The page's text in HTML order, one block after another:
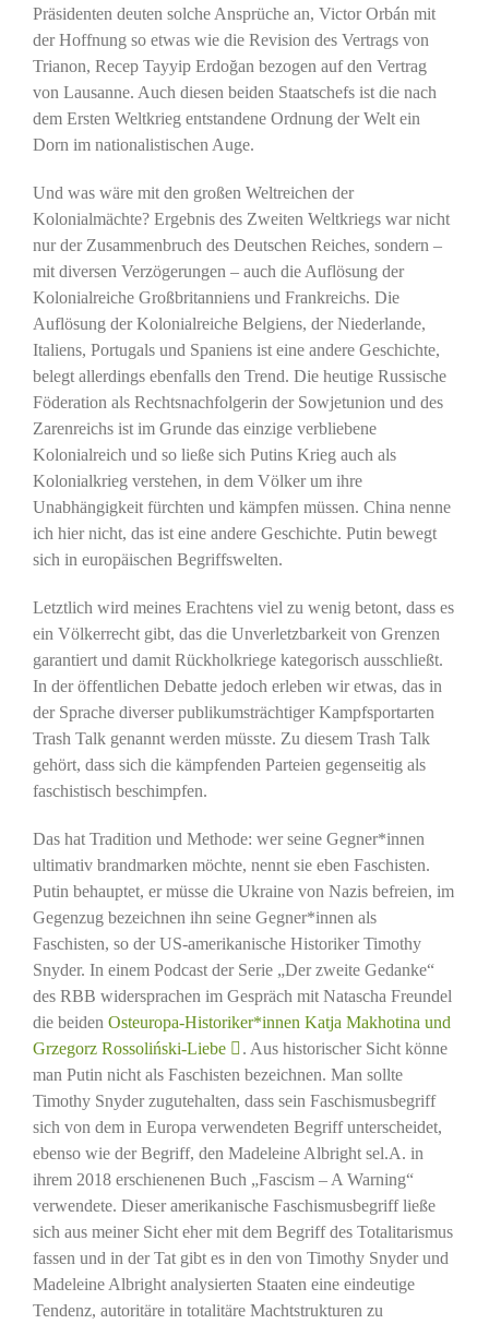
Präsidenten deuten solche Ansprüche an, Victor Orbán mit
der Hoffnung so etwas wie die Revision des Vertrags von
Trianon, Recep Tayyip Erdoğan bezogen auf den Vertrag
von Lausanne. Auch diesen beiden Staatschefs ist die nach
dem Ersten Weltkrieg entstandene Ordnung der Welt ein
Dorn im nationalistischen Auge.
Und was wäre mit den großen Weltreichen der
Kolonialmächte? Ergebnis des Zweiten Weltkriegs war nicht
nur der Zusammenbruch des Deutschen Reiches, sondern –
mit diversen Verzögerungen – auch die Auflösung der
Kolonialreiche Großbritanniens und Frankreichs. Die
Auflösung der Kolonialreiche Belgiens, der Niederlande,
Italiens, Portugals und Spaniens ist eine andere Geschichte,
belegt allerdings ebenfalls den Trend. Die heutige Russische
Föderation als Rechtsnachfolgerin der Sowjetunion und des
Zarenreichs ist im Grunde das einzige verbliebene
Kolonialreich und so ließe sich Putins Krieg auch als
Kolonialkrieg verstehen, in dem Völker um ihre
Unabhängigkeit fürchten und kämpfen müssen. China nenne
ich hier nicht, das ist eine andere Geschichte. Putin bewegt
sich in europäischen Begriffswelten.
Letztlich wird meines Erachtens viel zu wenig betont, dass es
ein Völkerrecht gibt, das die Unverletzbarkeit von Grenzen
garantiert und damit Rückholkriege kategorisch ausschließt.
In der öffentlichen Debatte jedoch erleben wir etwas, das in
der Sprache diverser publikumsträchtiger Kampfsportarten
Trash Talk genannt werden müsste. Zu diesem Trash Talk
gehört, dass sich die kämpfenden Parteien gegenseitig als
faschistisch beschimpfen.
Das hat Tradition und Methode: wer seine Gegner*innen
ultimativ brandmarken möchte, nennt sie eben Faschisten.
Putin behauptet, er müsse die Ukraine von Nazis befreien, im
Gegenzug bezeichnen ihn seine Gegner*innen als
Faschisten, so der US-amerikanische Historiker Timothy
Snyder. In einem Podcast der Serie „Der zweite Gedanke“
des RBB widersprachen im Gespräch mit Natascha Freundel
die beiden Osteuropa-Historiker*innen Katja Makhotina und
Grzegorz Rossoliński-Liebe
. Aus historischer Sicht könne
man Putin nicht als Faschisten bezeichnen. Man sollte
Timothy Snyder zugutehalten, dass sein Faschismusbegriff
sich von dem in Europa verwendeten Begriff unterscheidet,
ebenso wie der Begriff, den Madeleine Albright sel.A. in
ihrem 2018 erschienenen Buch „Fascism – A Warning“
verwendete. Dieser amerikanische Faschismusbegriff ließe
sich aus meiner Sicht eher mit dem Begriff des Totalitarismus
fassen und in der Tat gibt es in den von Timothy Snyder und
Madeleine Albright analysierten Staaten eine eindeutige
Tendenz, autoritäre in totalitäre Machtstrukturen zu